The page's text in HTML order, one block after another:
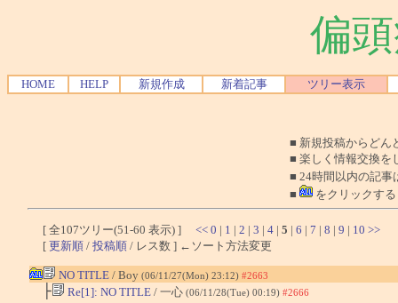
偏
HOME HELP 新規作成 新着記事 ツリー表示
■ 新規投稿からどん
■ 楽しく情報交換を
■ 24時間以内の記事
■
をクリックす
[ 全107ツリー(51-60 表示) ] << 0 | 1 | 2 | 3 | 4 | 5 | 6 | 7 | 8 | 9 | 10 >>
[ 更新順 / 投稿順 / レス数 ] ←ソート方法変更
NO TITLE/ Boy (06/11/27(Mon) 23:12) #2663
├ Re[1]: NO TITLE/ 一心 (06/11/28(Tue) 00:19) #2666